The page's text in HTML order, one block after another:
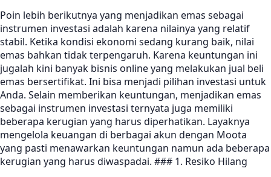
Poin lebih berikutnya yang menjadikan emas sebagai
instrumen investasi adalah karena nilainya yang relatif
stabil. Ketika kondisi ekonomi sedang kurang baik, nilai
emas bahkan tidak terpengaruh. Karena keuntungan ini
jugalah kini banyak bisnis online yang melakukan jual beli
emas bersertifikat. Ini bisa menjadi pilihan investasi untuk
Anda. Selain memberikan keuntungan, menjadikan emas
sebagai instrumen investasi ternyata juga memiliki
beberapa kerugian yang harus diperhatikan. Layaknya
mengelola keuangan di berbagai akun dengan Moota
yang pasti menawarkan keuntungan namun ada beberapa
kerugian yang harus diwaspadai. ### 1. Resiko Hilang